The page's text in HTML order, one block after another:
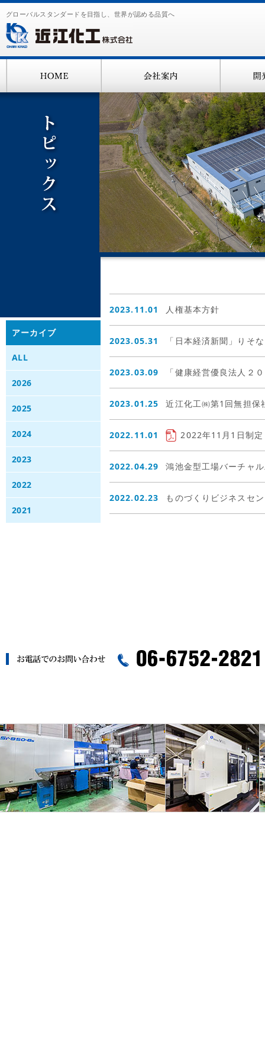
グローバルスタンダードを目指し、世界が認める品質へ
2023.11.01 人権基本方針
2023.05.31 「日本経済新聞」りそ
2023.03.09 「健康経営優良法人２
2023.01.25 近江化工㈱第1回無担保
2022.11.01 2022年11月1日制
2022.04.29 鴻池金型工場バーチャ
2022.02.23 ものづくりビジネスセ
アーカイブ
ALL
2026
2025
2024
2023
2022
2021